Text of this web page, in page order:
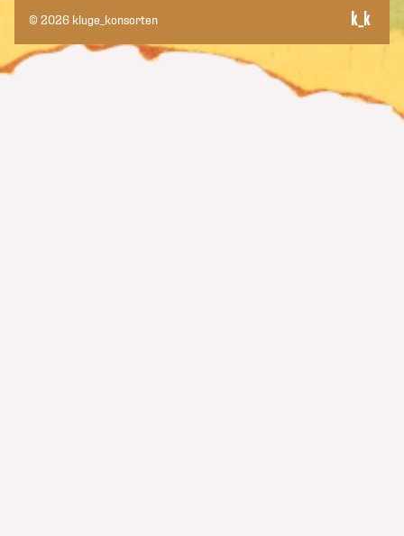
© 2026 kluge_konsorten